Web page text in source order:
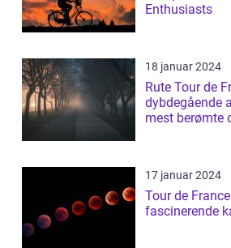
Enthusiasts
18 januar 2024
Rute Tour de
dybdegående
mest berømte
17 januar 2024
Tour de
fascinerende